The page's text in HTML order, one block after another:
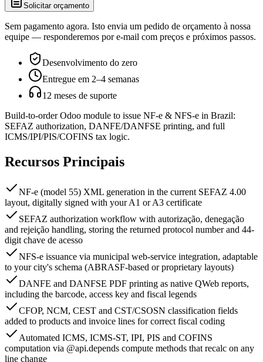
Solicitar orçamento
Sem pagamento agora. Isto envia um pedido de orçamento à nossa
equipe — responderemos por e-mail com preços e próximos passos.
Desenvolvimento do zero
Entregue em 2–4 semanas
12 meses de suporte
Build-to-order Odoo module to issue NF-e & NFS-e in Brazil:
SEFAZ authorization, DANFE/DANFSE printing, and full
ICMS/IPI/PIS/COFINS tax logic.
Recursos Principais
NF-e (model 55) XML generation in the current SEFAZ 4.00
layout, digitally signed with your A1 or A3 certificate
SEFAZ authorization workflow with autorização, denegação
and rejeição handling, storing the returned protocol number and 44-
digit chave de acesso
NFS-e issuance via municipal web-service integration, adaptable
to your city's schema (ABRASF-based or proprietary layouts)
DANFE and DANFSE PDF printing as native QWeb reports,
including the barcode, access key and fiscal legends
CFOP, NCM, CEST and CST/CSOSN classification fields
added to products and invoice lines for correct fiscal coding
Automated ICMS, ICMS-ST, IPI, PIS and COFINS
computation via @api.depends compute methods that recalc on any
line change